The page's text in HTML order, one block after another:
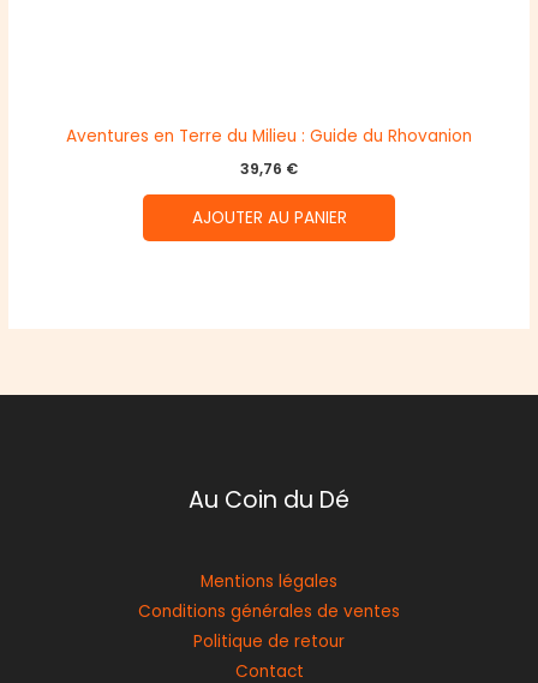
Aventures en Terre du Milieu : Guide du Rhovanion
39,76 €
AJOUTER AU PANIER
Au Coin du Dé
Mentions légales
Conditions générales de ventes
Politique de retour
Contact